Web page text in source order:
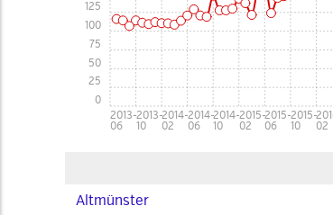
2013-
06
2013-
10
2014-
02
2014-
06
2014-
10
2015-
02
2015-
06
2015-
10
02
0
25
50
75
100
125
Altmünster